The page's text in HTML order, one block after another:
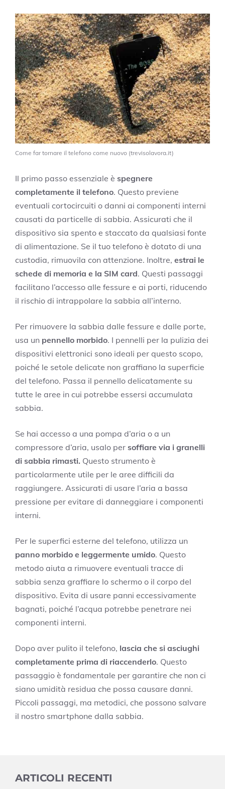
Come far tornare il telefono come nuovo (trevisolavora.it)
Il primo passo essenziale è spegnere
completamente il telefono. Questo previene
eventuali cortocircuiti o danni ai componenti interni
causati da particelle di sabbia. Assicurati che il
dispositivo sia spento e staccato da qualsiasi fonte
di alimentazione. Se il tuo telefono è dotato di una
custodia, rimuovila con attenzione. Inoltre, estrai le
schede di memoria e la SIM card. Questi passaggi
facilitano l’accesso alle fessure e ai porti, riducendo
il rischio di intrappolare la sabbia all’interno.
Per rimuovere la sabbia dalle fessure e dalle porte,
usa un pennello morbido. I pennelli per la pulizia dei
dispositivi elettronici sono ideali per questo scopo,
poiché le setole delicate non graffiano la superficie
del telefono. Passa il pennello delicatamente su
tutte le aree in cui potrebbe essersi accumulata
sabbia.
Se hai accesso a una pompa d’aria o a un
compressore d’aria, usalo per soffiare via i granelli
di sabbia rimasti. Questo strumento è
particolarmente utile per le aree difficili da
raggiungere. Assicurati di usare l’aria a bassa
pressione per evitare di danneggiare i componenti
interni.
Per le superfici esterne del telefono, utilizza un
panno morbido e leggermente umido. Questo
metodo aiuta a rimuovere eventuali tracce di
sabbia senza graffiare lo schermo o il corpo del
dispositivo. Evita di usare panni eccessivamente
bagnati, poiché l’acqua potrebbe penetrare nei
componenti interni.
Dopo aver pulito il telefono, lascia che si asciughi
completamente prima di riaccenderlo. Questo
passaggio è fondamentale per garantire che non ci
siano umidità residua che possa causare danni.
Piccoli passaggi, ma metodici, che possono salvare
il nostro smartphone dalla sabbia.
ARTICOLI RECENTI